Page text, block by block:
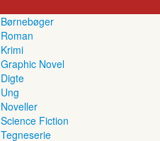
Børnebøger
Roman
Krimi
Graphic Novel
Digte
Ung
Noveller
Science Fiction
Tegneserie